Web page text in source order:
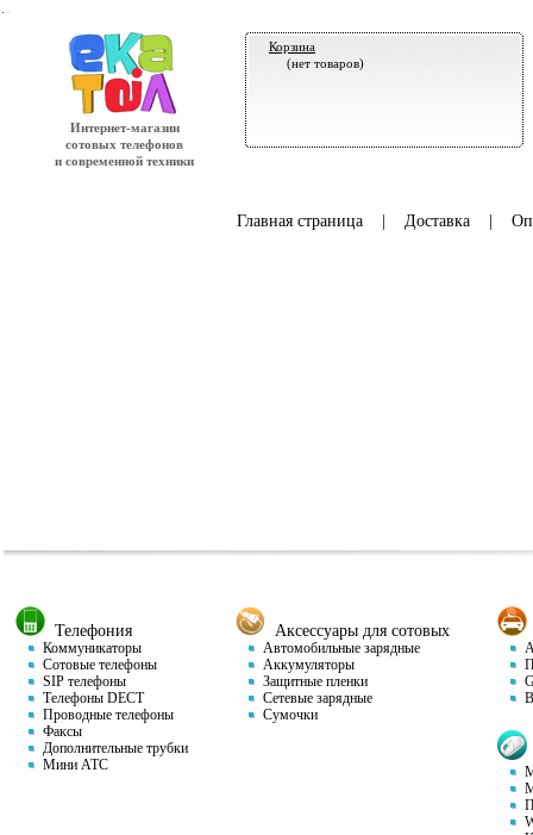
Интернет-магазин
сотовых телефонов
и современной техники
Корзина
(нет товаров)
Главная страница| Доставка|
Телефония
Коммуникаторы
Сотовые телефоны
SIP телефоны
Телефоны DECT
Проводные телефоны
Факсы
Дополнительные трубки
Мини АТС
Аксессуары для сотовых
Автомобильные зарядные
Аккумуляторы
Защитные пленки
Сетевые зарядные
Сумочки